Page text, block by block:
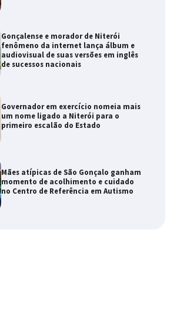
Gonçalense e morador de Niterói
fenômeno da internet lança álbum e
audiovisual de suas versões em inglês
de sucessos nacionais
Governador em exercício nomeia mais
um nome ligado a Niterói para o
primeiro escalão do Estado
Mães atípicas de São Gonçalo ganham
momento de acolhimento e cuidado
no Centro de Referência em Autismo